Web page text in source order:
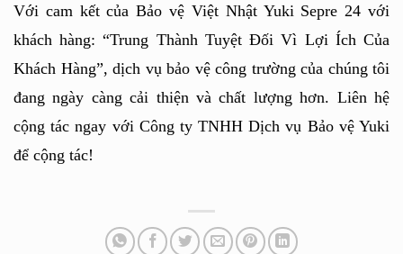
Với cam kết của Bảo vệ Việt Nhật Yuki Sepre 24 với
khách hàng: “Trung Thành Tuyệt Ðối Vì Lợi Ích Của
Khách Hàng”, dịch vụ bảo vệ công trường của chúng tôi
đang ngày càng cải thiện và chất lượng hơn. Liên hệ
cộng tác ngay với Công ty TNHH Dịch vụ Bảo vệ Yuki
để cộng tác!